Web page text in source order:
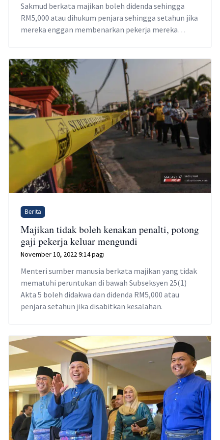
Sakmud berkata majikan boleh didenda sehingga
RM5,000 atau dihukum penjara sehingga setahun jika
mereka enggan membenarkan pekerja mereka
Berita
Majikan tidak boleh kenakan penalti, potong
gaji pekerja keluar mengundi
November 10, 2022 9:14 pagi
Menteri sumber manusia berkata majikan yang tidak
mematuhi peruntukan di bawah Subseksyen 25(1)
Akta 5 boleh didakwa dan didenda RM5,000 atau
penjara setahun jika disabitkan kesalahan.